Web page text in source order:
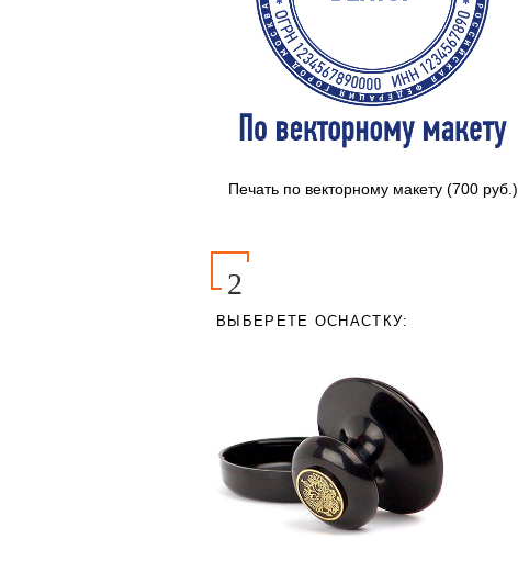
Печать по векторному макету (700 руб.)
2
ВЫБЕРЕТЕ ОСНАСТКУ: